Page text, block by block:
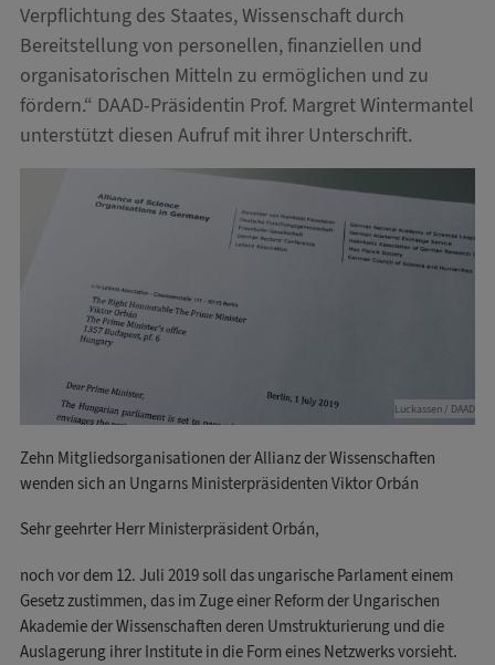
Verpflichtung des Staates, Wissenschaft durch
Bereitstellung von personellen, finanziellen und
organisatorischen Mitteln zu ermöglichen und zu
fördern.“ DAAD-Präsidentin Prof. Margret Wintermantel
unterstützt diesen Aufruf mit ihrer Unterschrift.
Luckassen / DAAD
Zehn Mitgliedsorganisationen der Allianz der Wissenschaften
wenden sich an Ungarns Ministerpräsidenten Viktor Orbán
Sehr geehrter Herr Ministerpräsident Orbán,
noch vor dem 12. Juli 2019 soll das ungarische Parlament einem
Gesetz zustimmen, das im Zuge einer Reform der Ungarischen
Akademie der Wissenschaften deren Umstrukturierung und die
Auslagerung ihrer Institute in die Form eines Netzwerks vorsieht.